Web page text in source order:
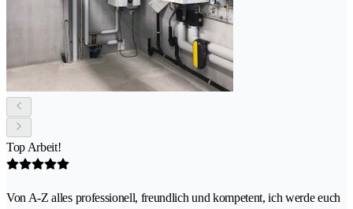
Top Arbeit!
Von A-Z alles professionell, freundlich und kompetent, ich werde euch